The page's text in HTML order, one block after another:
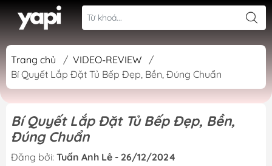
Trang chủ / VIDEO-REVIEW
/
Bí Quyết Lắp Đặt Tủ Bếp Đẹp, Bền, Đúng Chuẩn
Bí Quyết Lắp Đặt Tủ Bếp Đẹp, Bền,
Đúng Chuẩn
Đăng bởi: Tuấn Anh Lê - 26/12/2024